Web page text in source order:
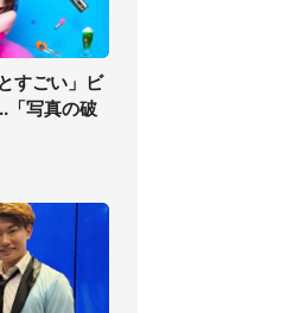
すごい」ビ
「写真の破